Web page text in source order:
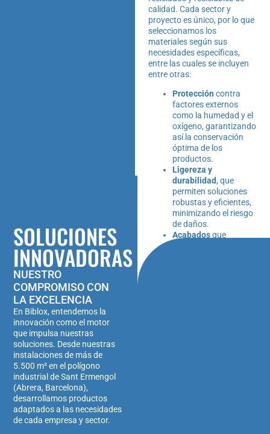
calidad. Cada sector y
proyecto es único, por lo que
seleccionamos los
materiales según sus
necesidades específicas,
entre las cuales se incluyen
entre otras:
Protección contra
factores externos
como la humedad y el
oxígeno, garantizando
así la conservación
óptima de los
productos.
Ligereza y
durabilidad, que
permiten soluciones
robustas y eficientes,
minimizando el riesgo
de daños.
Acabadosque
SOLUCIONES
INNOVADORAS
NUESTRO
COMPROMISO CON
LA EXCELENCIA
En Biblox, entendemos la
innovación como el motor
que impulsa nuestras
soluciones. Desde nuestras
instalaciones de más de
5.500 m² en el polígono
industrial de Sant Ermengol
(Abrera, Barcelona),
desarrollamos productos
adaptados a las necesidades
de cada empresa y sector.